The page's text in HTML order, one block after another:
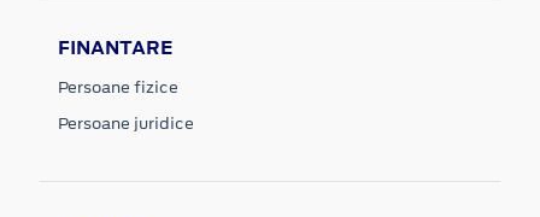
FINANTARE
Persoane fizice
Persoane juridice